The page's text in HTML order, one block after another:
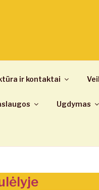
ir kontaktai
Ugdymas